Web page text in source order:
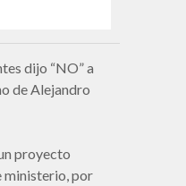
dijo “NO” a
de Alejandro
proyecto
ministerio, por